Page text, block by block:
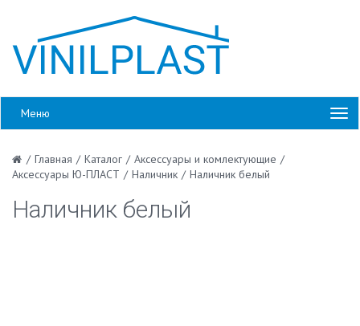
Меню
/ Главная / Каталог / Аксессуары и комлектующие /
Аксессуары Ю-ПЛАСТ / Наличник / Наличник белый
Наличник белый